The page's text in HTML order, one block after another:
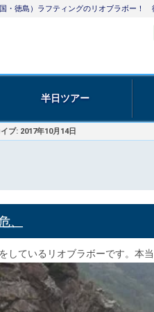
・徳島）ラフティングのリオブラボー！
半日ツアー
ブ: 2017年10月14日
、
しているリオブラボーです。本